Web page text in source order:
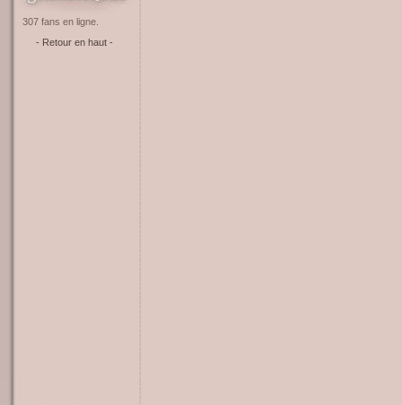
307 fans en ligne.
- Retour en haut -